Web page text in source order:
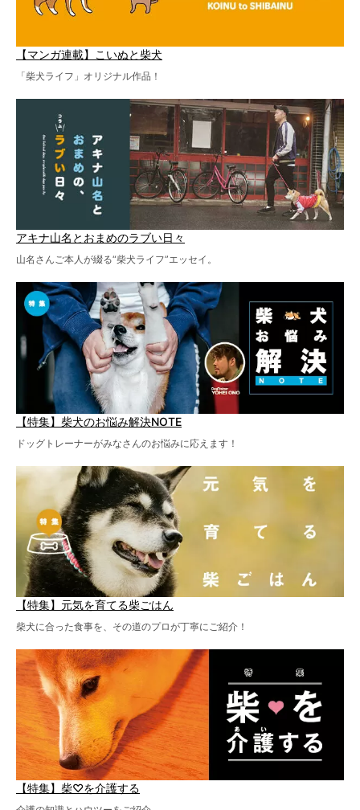
【マンガ連載】こいぬと柴犬
「柴犬ライフ」オリジナル作品！
アキナ山名とおまめのラブい日々
山名さんご本人が綴る“柴犬ライフ”エッセイ。
【特集】柴犬のお悩み解決NOTE
ドッグトレーナーがみなさんのお悩みに応えます！
【特集】元気を育てる柴ごはん
柴犬に合った食事を、その道のプロが丁寧にご紹介！
【特集】柴♡を介護する